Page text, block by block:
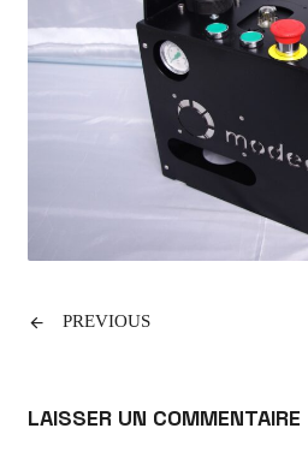
PREVIOUS
LAISSER UN COMMENTAIRE